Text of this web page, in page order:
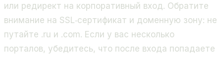
или редирект на корпоративный вход. Обратите
внимание на SSL‑сертификат и доменную зону: не
путайте .ru и .com. Если у вас несколько
порталов, убедитесь, что после входа попадаете